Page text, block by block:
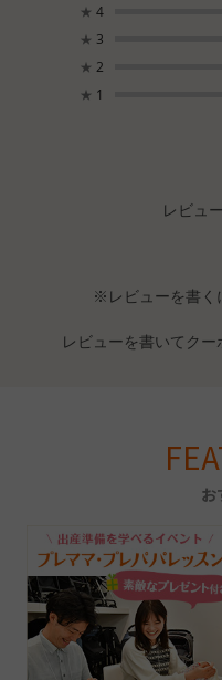
★ 4
★ 3
★ 2
★ 1
レビュ
※レビューを書く
レビューを書いてクー
お